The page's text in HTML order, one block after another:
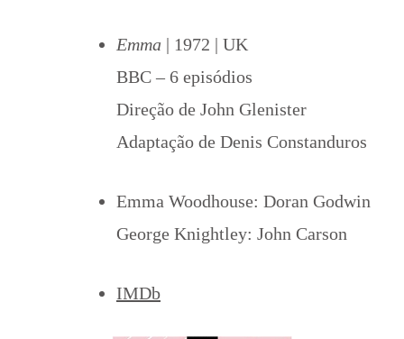
Emma | 1972 | UK
BBC – 6 episódios
Direção de John Glenister
Adaptação de Denis Constanduros
Emma Woodhouse: Doran Godwin
George Knightley: John Carson
IMDb